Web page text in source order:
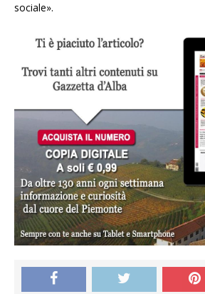
sociale».